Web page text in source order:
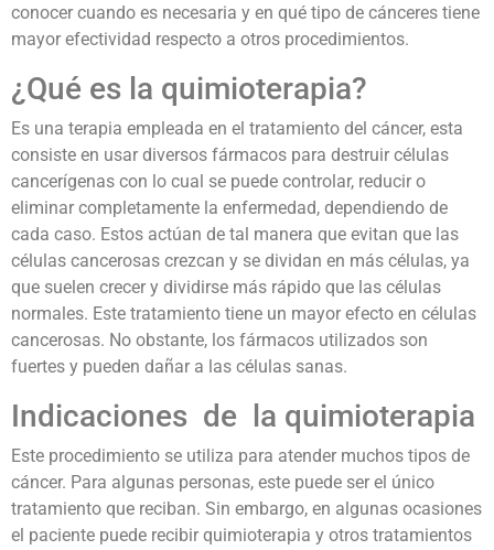
conocer cuando es necesaria y en qué tipo de cánceres tiene
mayor efectividad respecto a otros procedimientos.
¿Qué es la quimioterapia?
Es una terapia empleada en el tratamiento del cáncer, esta
consiste en usar diversos fármacos para destruir células
cancerígenas con lo cual se puede controlar, reducir o
eliminar completamente la enfermedad, dependiendo de
cada caso. Estos actúan de tal manera que evitan que las
células cancerosas crezcan y se dividan en más células, ya
que suelen crecer y dividirse más rápido que las células
normales. Este tratamiento tiene un mayor efecto en células
cancerosas. No obstante, los fármacos utilizados son
fuertes y pueden dañar a las células sanas.
Indicaciones de la quimioterapia
Este procedimiento se utiliza para atender muchos tipos de
cáncer. Para algunas personas, este puede ser el único
tratamiento que reciban. Sin embargo, en algunas ocasiones
el paciente puede recibir quimioterapia y otros tratamientos